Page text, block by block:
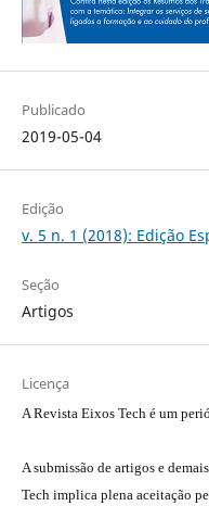
Publicado
2019-05-04
Edição
v. 5 n. 1 (2018): Edição
Seção
Artigos
Licença
A Revista Eixos Tech é um
A submissão de artigos e
Tech implica plena aceitação